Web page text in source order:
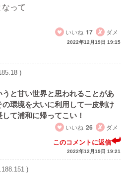
って
いいね 17 ダメ
2022年12月19日 19:15
)
と甘い世界と思われることがあ
環境を大いに利用して一皮剥け
て浦和に帰ってこい！
いいね 26 ダメ
このコメントに返信
2022年12月19日 19:21
)